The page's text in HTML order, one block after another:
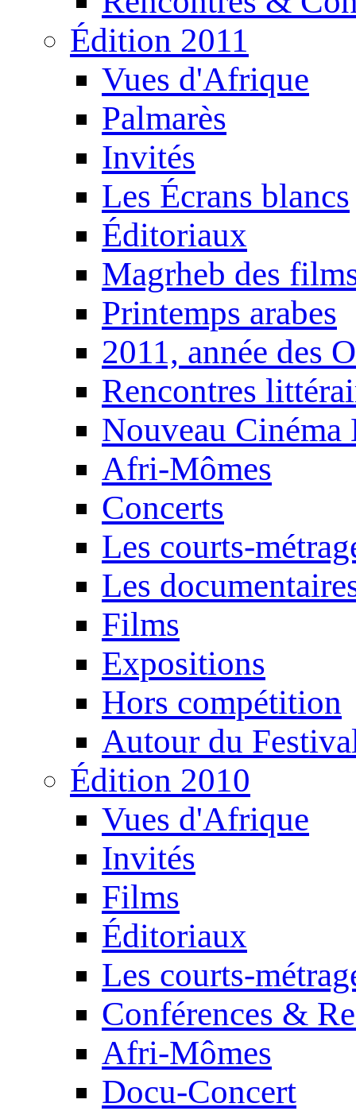
Édition 2011
Vues d'Afrique
Palmarès
Invités
Les Écrans blancs
Éditoriaux
Magrheb des
Printemps arabes
2011, année des
Rencontres
Nouveau Cinéma
Afri-Mômes
Concerts
Les courts-
Les
Films
Expositions
Hors compétition
Autour du
Édition 2010
Vues d'Afrique
Invités
Films
Éditoriaux
Les courts-
Conférences &
Afri-Mômes
Docu-Concert